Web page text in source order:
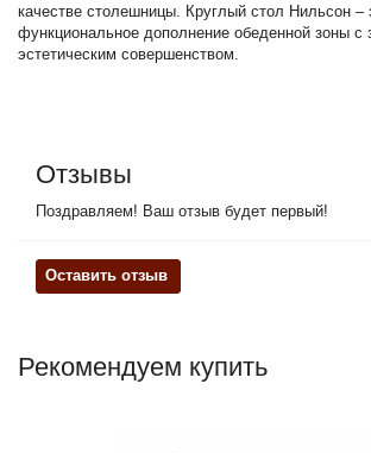
качестве столешницы. Круглый стол Нильсон –
функциональное дополнение обеденной зоны с
эстетическим совершенством.
Отзывы
Поздравляем! Ваш отзыв будет первый!
Оставить отзыв
Рекомендуем купить